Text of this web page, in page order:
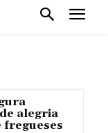
alegria
fregueses